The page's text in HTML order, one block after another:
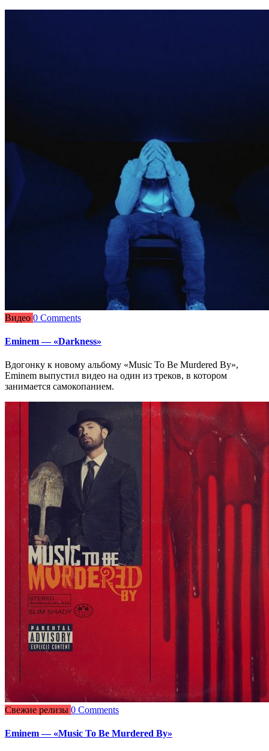
Видео 0 Comments
Eminem — «Darkness»
Вдогонку к новому альбому «Music To Be Murdered By»,
Eminem выпустил видео на один из треков, в котором
занимается самокопанием.
Свежие релизы 0 Comments
Eminem — «Music To Be Murdered By»